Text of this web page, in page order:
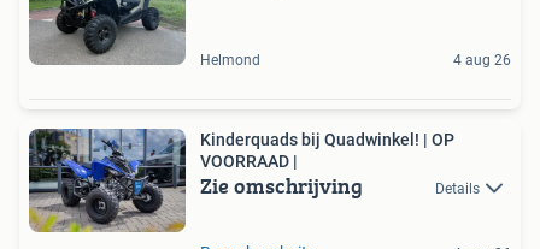
Helmond 4 aug 26
Kinderquads bij Quadwinkel! | OP
VOORRAAD |
Zie omschrijving Details